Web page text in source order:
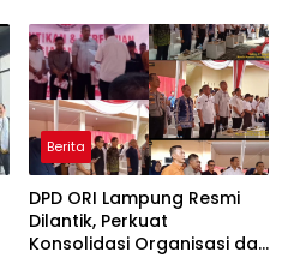
Jalan di 2026
Berita
DPD ORI Lampung Resmi
Dilantik, Perkuat
Konsolidasi Organisasi dan